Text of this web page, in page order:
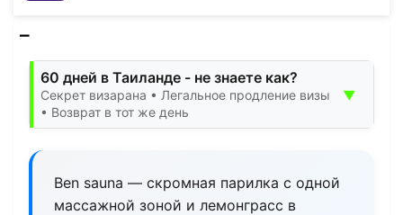
60 дней в Таиланде - не знаете как?
Секрет визарана • Легальное продление визы
• Возврат в тот же день
▼
Ben sauna — скромная парилка с одной
массажной зоной и лемонграсс в